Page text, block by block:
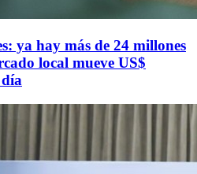
ya hay más de 24 millones
local mueve US$